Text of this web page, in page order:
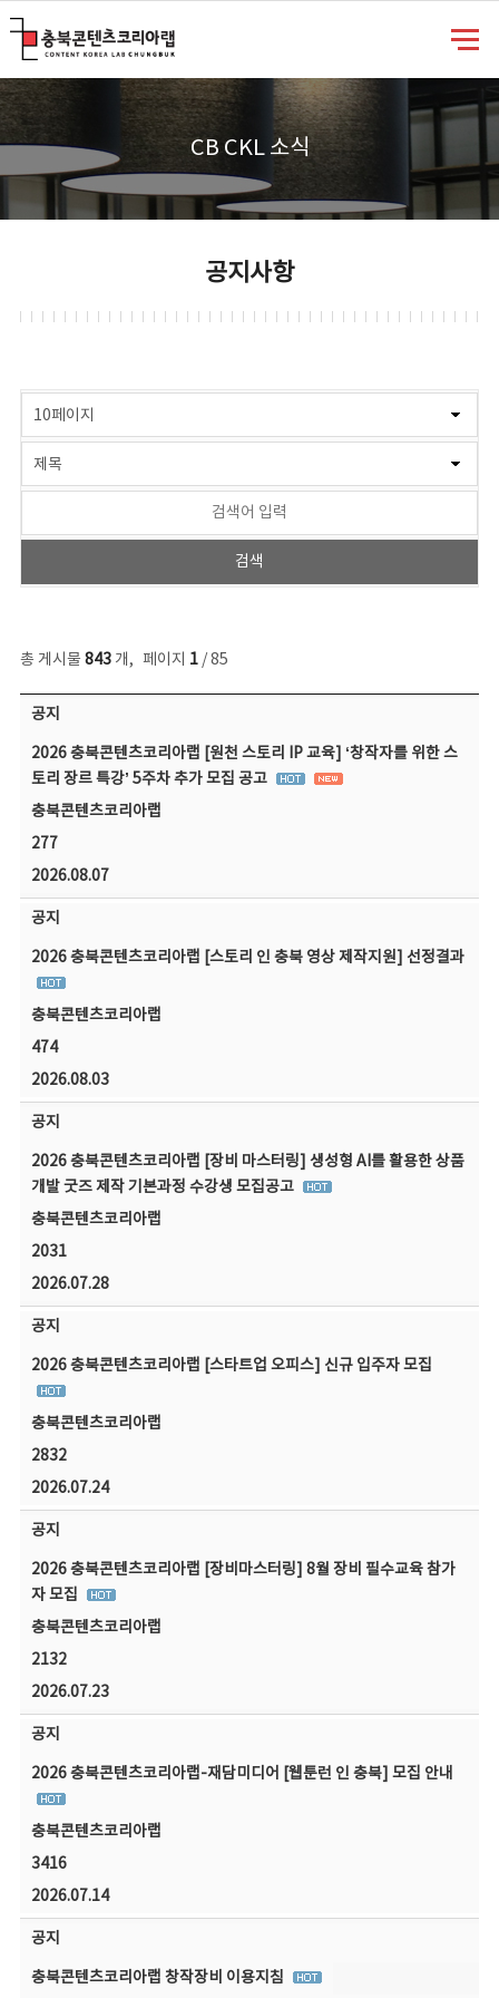
CB CKL 소식
공지사항
총 게시물 843개, 페이지 1/ 85
공지사항 목록 - 번호, 제목, 작성자, 파일, 조회수, 작성일 정보 제공
공지
2026 충북콘텐츠코리아랩 [원천 스토리 IP 교육] ‘창작자를 위한 스
토리 장르 특강’ 5주차 추가 모집 공고
충북콘텐츠코리아랩
277
2026.08.07
공지
2026 충북콘텐츠코리아랩 [스토리 인 충북 영상 제작지원] 선정결과
충북콘텐츠코리아랩
474
2026.08.03
공지
2026 충북콘텐츠코리아랩 [장비 마스터링] 생성형 AI를 활용한 상품
개발 굿즈 제작 기본과정 수강생 모집공고
충북콘텐츠코리아랩
2031
2026.07.28
공지
2026 충북콘텐츠코리아랩 [스타트업 오피스] 신규 입주자 모집
충북콘텐츠코리아랩
2832
2026.07.24
공지
2026 충북콘텐츠코리아랩 [장비마스터링] 8월 장비 필수교육 참가
자 모집
충북콘텐츠코리아랩
2132
2026.07.23
공지
2026 충북콘텐츠코리아랩-재담미디어 [웹툰런 인 충북] 모집 안내
충북콘텐츠코리아랩
3416
2026.07.14
공지
충북콘텐츠코리아랩 창작장비 이용지침